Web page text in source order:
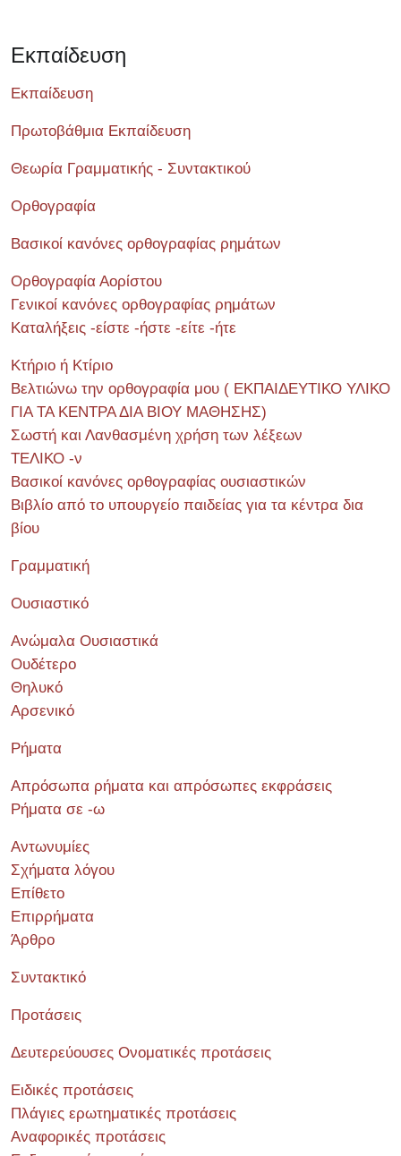
Εκπαίδευση
Εκπαίδευση
Πρωτοβάθμια Εκπαίδευση
Θεωρία Γραμματικής - Συντακτικού
Ορθογραφία
Βασικοί κανόνες ορθογραφίας ρημάτων
Ορθογραφία Αορίστου
Γενικοί κανόνες ορθογραφίας ρημάτων
Καταλήξεις -είστε -ήστε -είτε -ήτε
Κτήριο ή Κτίριο
Βελτιώνω την ορθογραφία μου ( ΕΚΠΑΙΔΕΥΤΙΚΟ ΥΛΙΚΟ
ΓΙΑ ΤΑ ΚΕΝΤΡΑ ΔΙΑ ΒΙΟΥ ΜΑΘΗΣΗΣ)
Σωστή και Λανθασμένη χρήση των λέξεων
ΤΕΛΙΚΟ -ν
Βασικοί κανόνες ορθογραφίας ουσιαστικών
Βιβλίο από το υπουργείο παιδείας για τα κέντρα δια
βίου
Γραμματική
Ουσιαστικό
Ανώμαλα Ουσιαστικά
Ουδέτερο
Θηλυκό
Αρσενικό
Ρήματα
Απρόσωπα ρήματα και απρόσωπες εκφράσεις
Ρήματα σε -ω
Αντωνυμίες
Σχήματα λόγου
Επίθετο
Επιρρήματα
Άρθρο
Συντακτικό
Προτάσεις
Δευτερεύουσες Ονοματικές προτάσεις
Ειδικές προτάσεις
Πλάγιες ερωτηματικές προτάσεις
Αναφορικές προτάσεις